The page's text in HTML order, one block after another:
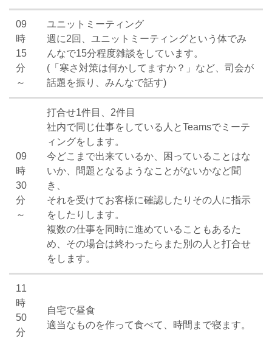
09
時
15
分
～
ユニットミーティング
週に2回、ユニットミーティングという体でみ
んなで15分程度雑談をしています。
(「寒さ対策は何かしてますか？」など、司会が
話題を振り、みんなで話す)
09
時
30
分
～
打合せ1件目、2件目
社内で同じ仕事をしている人とTeamsでミーテ
ィングをします。
今どこまで出来ているか、困っていることはな
いか、問題となるようなことがないかなど聞
き、
それを受けてお客様に確認したりその人に指示
をしたりします。
複数の仕事を同時に進めていることもあるた
め、その場合は終わったらまた別の人と打合せ
をします。
11
時
50
分
自宅で昼食
適当なものを作って食べて、時間まで寝ます。